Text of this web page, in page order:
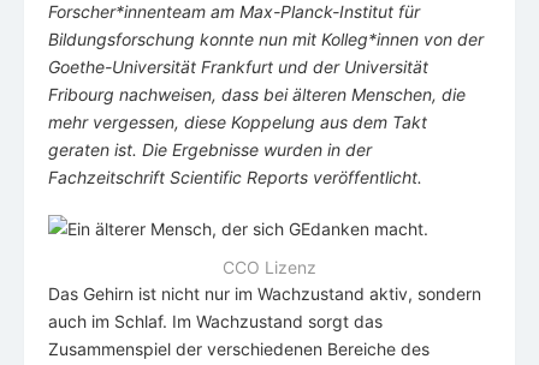
Forscher*innenteam am Max-Planck-Institut für
Bildungsforschung konnte nun mit Kolleg*innen von der
Goethe-Universität Frankfurt und der Universität
Fribourg nachweisen, dass bei älteren Menschen, die
mehr vergessen, diese Koppelung aus dem Takt
geraten ist. Die Ergebnisse wurden in der
Fachzeitschrift Scientific Reports veröffentlicht.
CCO Lizenz
Das Gehirn ist nicht nur im Wachzustand aktiv, sondern
auch im Schlaf. Im Wachzustand sorgt das
Zusammenspiel der verschiedenen Bereiche des